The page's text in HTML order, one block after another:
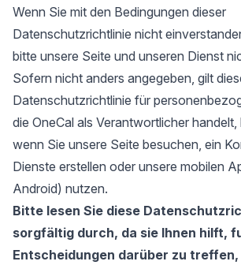
Wenn Sie mit den Bedingungen dieser
Datenschutzrichtlinie nicht
bitte unsere Seite und unseren Dienst
Sofern nicht anders angegeben, gilt
Datenschutzrichtlinie für
die OneCal als Verantwortlicher handelt,
wenn Sie unsere Seite besuchen, ein
Dienste erstellen oder unsere mobilen
Android) nutzen.
Bitte lesen Sie diese
sorgfältig durch, da sie Ihnen hilft,
Entscheidungen darüber zu treffen,